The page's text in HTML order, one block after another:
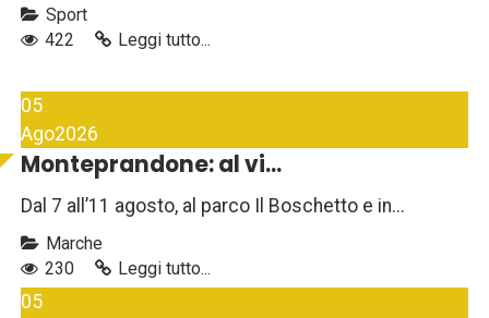
Sport
422
Leggi tutto...
05
Ago2026
Monteprandone: al vi...
Dal 7 all’11 agosto, al parco Il Boschetto e in...
Marche
230
Leggi tutto...
05